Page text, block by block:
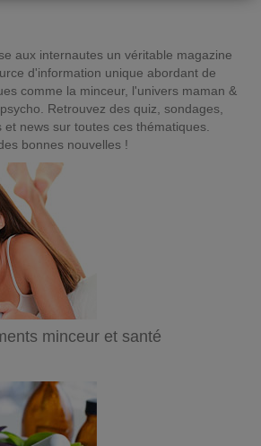
aux internautes un véritable magazine
d'information unique abordant de
comme la minceur, l'univers maman &
Retrouvez des quiz, sondages,
news sur toutes ces thématiques.
bonnes nouvelles !
minceur et santé